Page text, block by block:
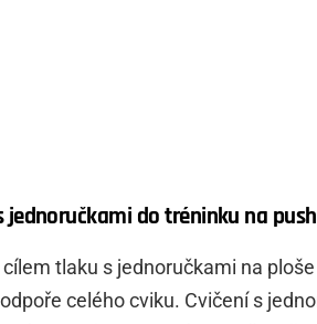
jednoručkami do tréninku na
tlaku s jednoručkami na
celého cviku. Cvičení s